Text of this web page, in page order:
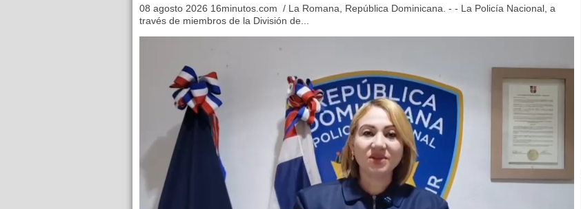
08 agosto 2026 16minutos.com / La Romana, República Dominicana. - - La Policía Nacional, a
través de miembros de la División de...